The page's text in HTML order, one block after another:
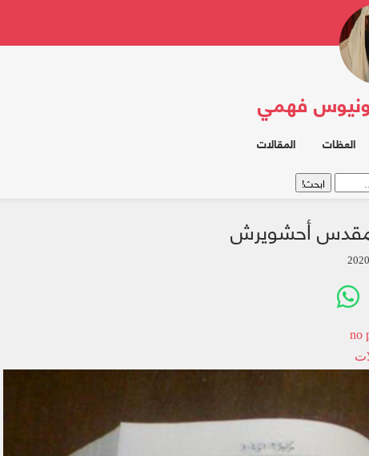
فهمي
العظات المقالات
أحشويرش
no